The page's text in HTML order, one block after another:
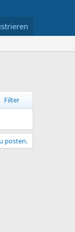
Filter
posten.